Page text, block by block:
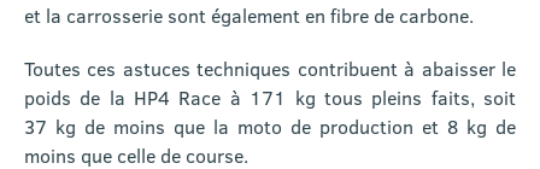
et la carrosserie sont également en fibre de carbone.
Toutes ces astuces techniques contribuent à abaisser le
poids de la HP4 Race à 171 kg tous pleins faits, soit
37 kg de moins que la moto de production et 8 kg de
moins que celle de course.